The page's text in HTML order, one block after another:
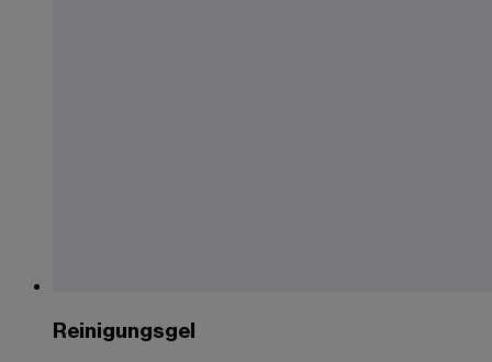
Reinigungsgel